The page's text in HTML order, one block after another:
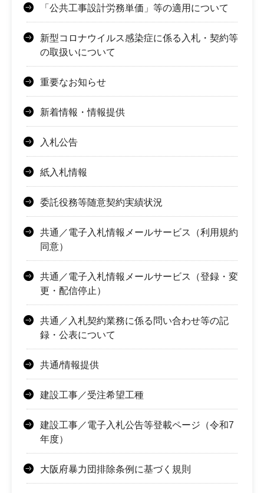
「公共工事設計労務単価」等の適用について
新型コロナウイルス感染症に係る入札・契約等
の取扱いについて
重要なお知らせ
新着情報・情報提供
入札公告
紙入札情報
委託役務等随意契約実績状況
共通／電子入札情報メールサービス（利用規約
同意）
共通／電子入札情報メールサービス（登録・変
更・配信停止）
共通／入札契約業務に係る問い合わせ等の記
録・公表について
共通/情報提供
建設工事／受注希望工種
建設工事／電子入札公告等登載ページ（令和7
年度）
大阪府暴力団排除条例に基づく規則